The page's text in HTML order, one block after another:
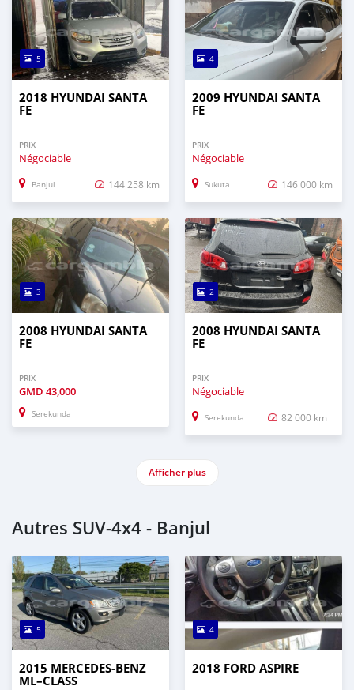
5
2018 HYUNDAI SANTA
FE
PRIX
Négociable
Banjul 144 258 km
4
2009 HYUNDAI SANTA
FE
PRIX
Négociable
Sukuta 146 000 km
3
2008 HYUNDAI SANTA
FE
PRIX
GMD 43,000
Serekunda
2
2008 HYUNDAI SANTA
FE
PRIX
Négociable
Serekunda 82 000 km
Afficher plus
Autres SUV‒4x4 - Banjul
5
2015 MERCEDES‒BENZ
ML–CLASS
4
2018 FORD ASPIRE